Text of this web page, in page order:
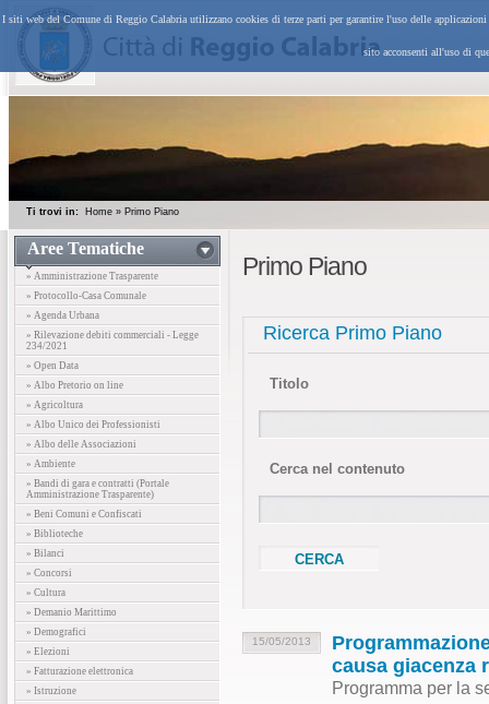
I siti web del Comune di Reggio Calabria utilizzano cookies di terze parti per garantire l'uso delle
sito acconsenti all'uso di
Ti trovi in: Home » Primo Piano
Aree Tematiche
» Amministrazione Trasparente
» Protocollo-Casa Comunale
» Agenda Urbana
» Rilevazione debiti commerciali - Legge
234/2021
» Open Data
» Albo Pretorio on line
» Agricoltura
» Albo Unico dei Professionisti
» Albo delle Associazioni
» Ambiente
» Bandi di gara e contratti (Portale
Amministrazione Trasparente)
» Beni Comuni e Confiscati
» Biblioteche
» Bilanci
» Concorsi
» Cultura
» Demanio Marittimo
» Demografici
» Elezioni
» Fatturazione elettronica
» Istruzione
Primo Piano
Ricerca Primo Piano
Titolo
Cerca nel contenuto
15/05/2013
causa giacenza
Programma per la